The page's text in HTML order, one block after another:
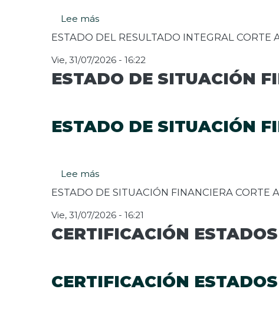
Lee más
ESTADO
DEL
RESULTADO
CORTE
2026
ESTADO DEL RESULTADO INTEGRAL CORTE
Vie, 31/07/2026 - 16:22
ESTADO DE SITUACIÓN
ESTADO DE SITUACIÓN
Lee más
ESTADO
DE
SITUACIÓN
CORTE
2026
ESTADO DE SITUACIÓN FINANCIERA CORTE
Vie, 31/07/2026 - 16:21
CERTIFICACIÓN
CERTIFICACIÓN